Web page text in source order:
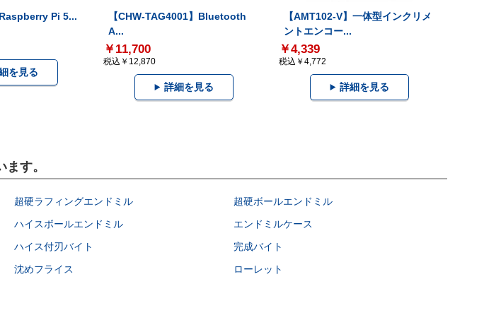
Pi 5...
を見る
【CHW-TAG4001】Bluetooth
A...
￥11,700
税込￥12,870
詳細を見る
【AMT102-V】一体型インクリメ
ントエンコー...
￥4,339
税込￥4,772
詳細を見る
す。
超硬ラフィングエンドミル
超硬ボールエンドミル
ハイスボールエンドミル
エンドミルケース
ハイス付刃バイト
完成バイト
沈めフライス
ローレット